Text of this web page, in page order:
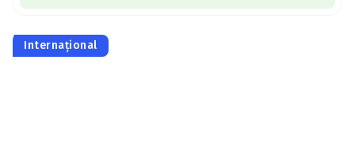
Internațional